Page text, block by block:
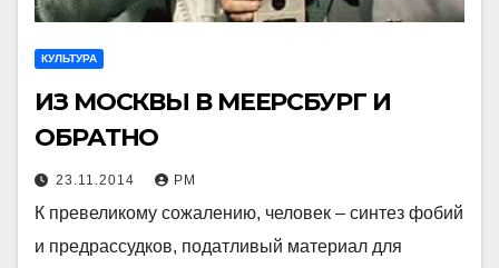
КУЛЬТУРА
ИЗ МОСКВЫ В МЕЕРСБУРГ И
ОБРАТНО
23.11.2014 РМ
К превеликому сожалению, человек – синтез фобий
и предрассудков, податливый материал для